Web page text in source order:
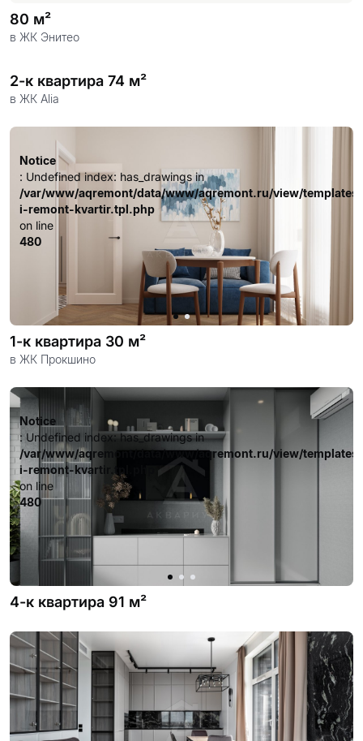
80 м²
в ЖК Энитео
Notice
/var/www/aqremont/data/www/aqremont.ru/view/
i-remont-kvartir.tpl.php
on line
480
2-к квартира 74 м²
в ЖК Alia
Notice
: Undefined index: has_drawings in
/var/www/aqremont/data/www/aqremont.ru/view/
i-remont-kvartir.tpl.php
on line
480
1-к квартира 30 м²
в ЖК Прокшино
Notice
: Undefined index: has_drawings in
/var/www/aqremont/data/www/aqremont.ru/view/
i-remont-kvartir.tpl.php
on line
480
4-к квартира 91 м²